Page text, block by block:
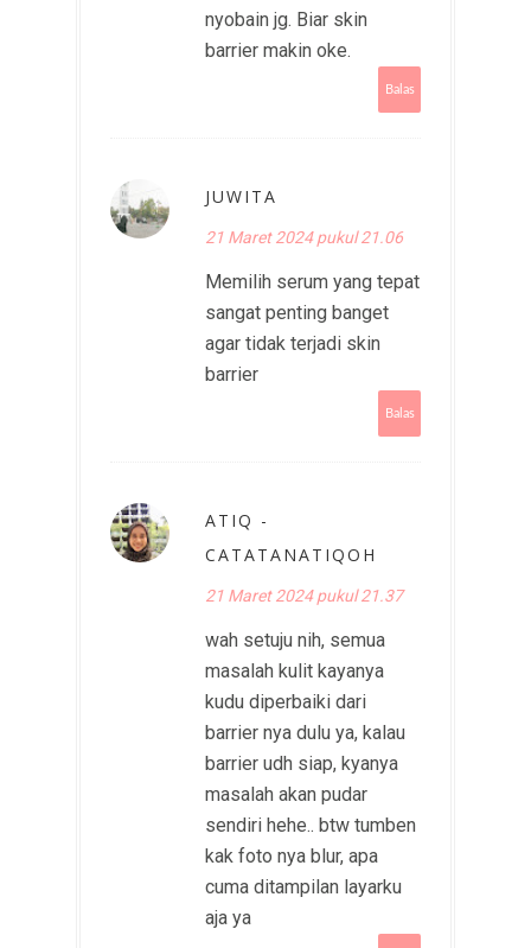
nyobain jg. Biar skin
barrier makin oke.
Balas
JUWITA
21 Maret 2024 pukul 21.06
Memilih serum yang tepat
sangat penting banget
agar tidak terjadi skin
barrier
Balas
ATIQ -
CATATANATIQOH
21 Maret 2024 pukul 21.37
wah setuju nih, semua
masalah kulit kayanya
kudu diperbaiki dari
barrier nya dulu ya, kalau
barrier udh siap, kyanya
masalah akan pudar
sendiri hehe.. btw tumben
kak foto nya blur, apa
cuma ditampilan layarku
aja ya